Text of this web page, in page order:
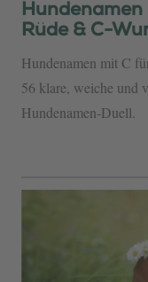
Hundenamen
Rüde & C-
Hundenamen mit C
56 klare, weiche und
Hundenamen-Duell.